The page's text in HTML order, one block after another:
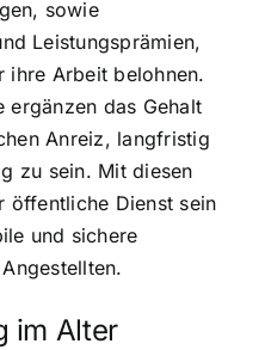
sowie
Leistungsprämien,
ihre Arbeit belohnen.
ergänzen das Gehalt
Anreiz, langfristig
zu sein. Mit diesen
öffentliche Dienst sein
und sichere
im Alter